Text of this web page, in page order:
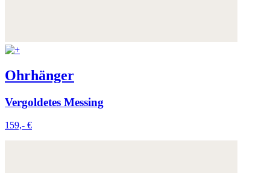
Ohrhänger
Vergoldetes Messing
159,- €